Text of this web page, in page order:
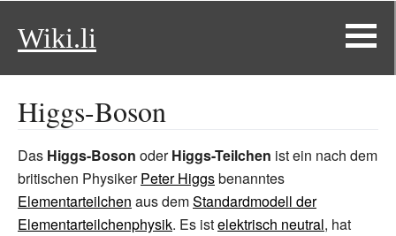
Wiki.li
Higgs-Boson
Das Higgs-Boson oderHiggs-Teilchen ist ein nach dem
britischen PhysikerPeter Higgsbenanntes
Elementarteilchen aus demStandardmodell der
Elementarteilchenphysik. Es istelektrisch neutral, hat